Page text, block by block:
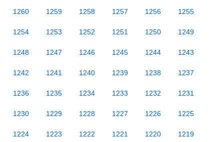
1260 1259 1258 1257 1256 1255
1254 1253 1252 1251 1250 1249
1248 1247 1246 1245 1244 1243
1242 1241 1240 1239 1238 1237
1236 1235 1234 1233 1232 1231
1230 1229 1228 1227 1226 1225
1224 1223 1222 1221 1220 1219